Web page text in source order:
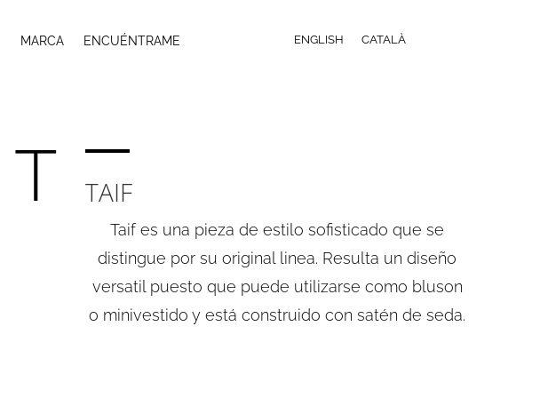
MARCA ENCUÉNTRAME ENGLISH CATALÀ
T TAIF
Taif es una pieza de estilo sofisticado que se
distingue por su original linea. Resulta un diseño
versatil puesto que puede utilizarse como bluson
o minivestido y está construido con satén de seda.